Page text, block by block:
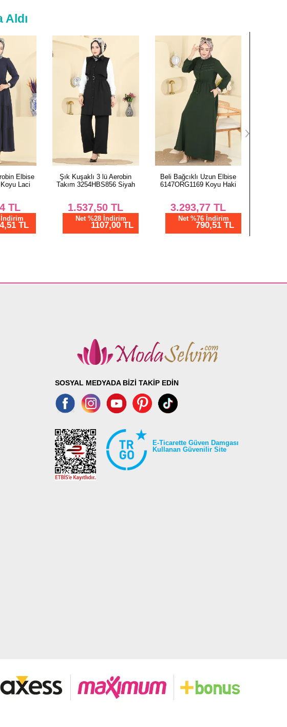
Aldı
Aerobin
Siyah
TL
İndirim
TL
Beli Bağcıklı Uzun Elbise
6147ORG1169 Koyu Haki
3.293,77 TL
Net %76 İndirim
790,51 TL
Motif Detaylı Aerobin Elbise
6601ORG1169 Acı Kahve
3.435,44 TL
Net %76 İndirim
824,51 TL
SOSYAL MEDYADA BİZİ TAKİP EDİN
E-Ticarette Güven Damgası
Kullanan Güvenilir Site